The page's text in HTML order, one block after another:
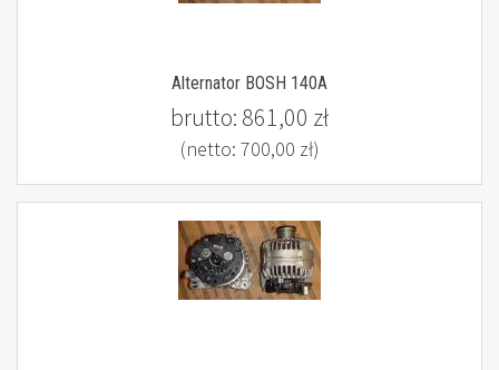
Alternator BOSH 140A
brutto: 861,00 zł
(netto: 700,00 zł)